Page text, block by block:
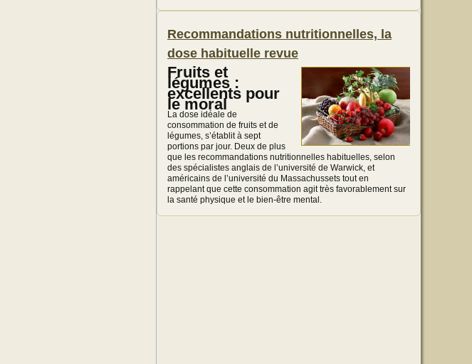
Recommandations nutritionnelles, la
dose habituelle revue
Fruits et
légumes :
excellents pour
le moral
La dose idéale de
consommation de fruits et de
légumes, s’établit à sept
portions par jour. Deux de plus
que les recommandations nutritionnelles habituelles, selon
des spécialistes anglais de l’université de Warwick, et
américains de l’université du Massachussets tout en
rappelant que cette consommation agit très favorablement sur
la santé physique et le bien-être mental.